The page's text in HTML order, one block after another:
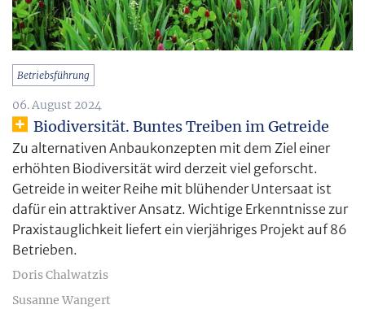
Betriebsführung
06. August 2024
Biodiversität. Buntes Treiben im Getreide
Zu alternativen Anbaukonzepten mit dem Ziel einer
erhöhten Biodiversität wird derzeit viel geforscht.
Getreide in weiter Reihe mit blühender Untersaat ist
dafür ein attraktiver Ansatz. Wichtige Erkenntnisse zur
Praxistauglichkeit liefert ein vierjähriges Projekt auf 86
Betrieben.
Doris Chalwatzis
Susanne Wangert